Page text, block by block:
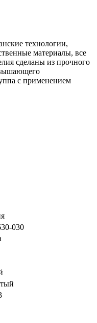
технологии,
материалы, все
сделаны из прочного
с применением
030